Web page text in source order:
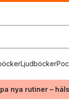
Ljudböcker
nya rutiner –